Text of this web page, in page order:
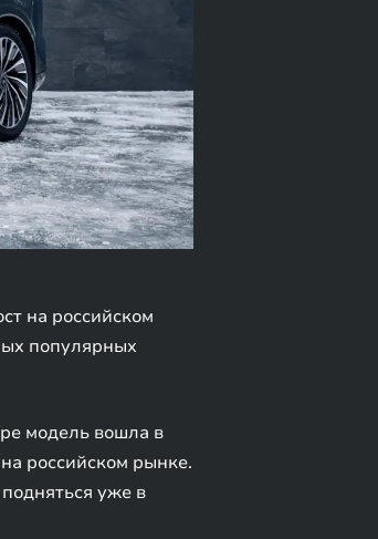
на российском
популярных
модель вошла в
российском рынке.
уже в